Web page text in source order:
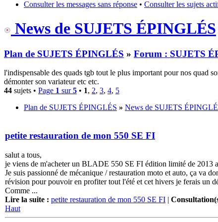
Consulter les messages sans réponse • Consulter les sujets
News de SUJETS ÉPINGLÉS
Plan de SUJETS ÉPINGLÉS » Forum : SUJETS
l'indispensable des quads tgb tout le plus important pour nos quad
démonter son variateur etc etc.
44 sujets • Page 1 sur5 • 1, 2, 3, 4, 5
Plan de SUJETS ÉPINGLÉS » News de SUJETS
petite restauration de mon 550 SE FI
salut a tous,
je viens de m'acheter un BLADE 550 SE FI édition limité de 2013
Je suis passionné de mécanique / restauration moto et auto, ça va
révision pour pouvoir en profiter tout l'été et cet hivers je ferais un
Comme ...
Lire la suite : petite restauration de mon 550 SE FI |
Haut